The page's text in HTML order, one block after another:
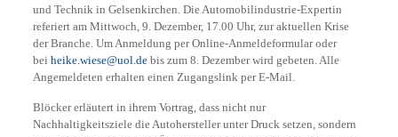
und Technik in Gelsenkirchen. Die Automobilindustrie-Expertin
referiert am Mittwoch, 9. Dezember, 17.00 Uhr, zur aktuellen Krise
der Branche. Um Anmeldung per Online-Anmeldeformular oder
bei heike.wiese@uol.debis zum 8. Dezember wird gebeten. Alle
Angemeldeten erhalten einen Zugangslink per E-Mail.
Blöcker erläutert in ihrem Vortrag, dass nicht nur
Nachhaltigkeitsziele die Autohersteller unter Druck setzen, sondern